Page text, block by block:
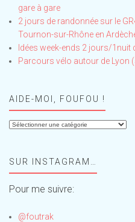
gare à gare
2 jours de randonnée sur le
Tournon-sur-Rhône en
Idées week-ends 2 jours/1nuit
Parcours vélo autour de Lyon
AIDE-MOI, FOUFOU !
Aide-
!SUR INSTAGRAM…
Pour me suivre:
@foutrak